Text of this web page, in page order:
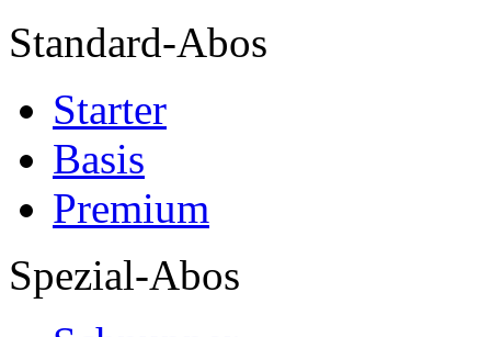
Standard-Abos
Starter
Basis
Premium
Spezial-Abos